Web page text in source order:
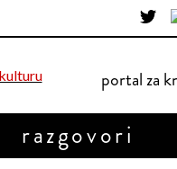
portal za
razgovori